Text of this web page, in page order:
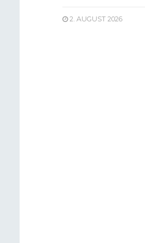
2. AUGUST 2026